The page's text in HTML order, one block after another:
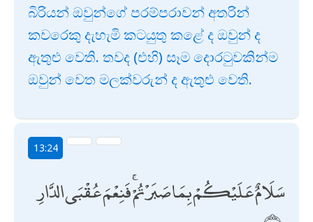
බිරියන් ඔවුන්ගේ පරම්පරාවන් අතරින්
කවරෙකු දැහැමි කටයුතු කළේ ද ඔවුන් ද
ඇතුළු වෙති. තවද (එහි) සෑම දොරටුවකින්ම
ඔවුන් වෙත මලක්වරුන් ද ඇතුළු වෙති.
13:24
سَلَامٌ عَلَيْكُمْ بِمَا صَبَرْتُمْ ۚ فَنِعْمَ عُقْبَى الدَّارِ